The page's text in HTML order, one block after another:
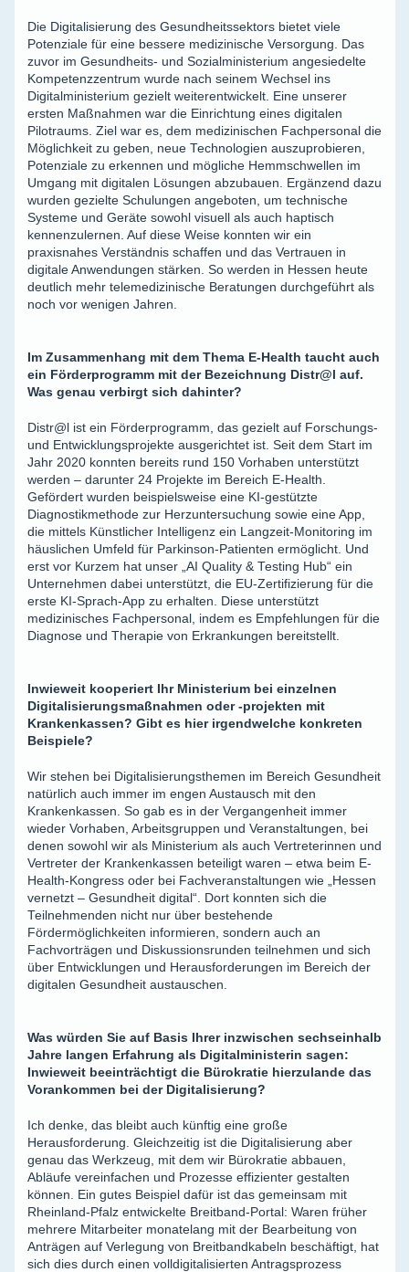
Die Digitalisierung des Gesundheitssektors bietet viele
Potenziale für eine bessere medizinische Versorgung. Das
zuvor im Gesundheits- und Sozialministerium angesiedelte
Kompetenzzentrum wurde nach seinem Wechsel ins
Digitalministerium gezielt weiterentwickelt. Eine unserer
ersten Maßnahmen war die Einrichtung eines digitalen
Pilotraums. Ziel war es, dem medizinischen Fachpersonal die
Möglichkeit zu geben, neue Technologien auszuprobieren,
Potenziale zu erkennen und mögliche Hemmschwellen im
Umgang mit digitalen Lösungen abzubauen. Ergänzend dazu
wurden gezielte Schulungen angeboten, um technische
Systeme und Geräte sowohl visuell als auch haptisch
kennenzulernen. Auf diese Weise konnten wir ein
praxisnahes Verständnis schaffen und das Vertrauen in
digitale Anwendungen stärken. So werden in Hessen heute
deutlich mehr telemedizinische Beratungen durchgeführt als
noch vor wenigen Jahren.
Im Zusammenhang mit dem Thema E-Health taucht auch
ein Förderprogramm mit der Bezeichnung Distr@l auf.
Was genau verbirgt sich dahinter?
Distr@l ist ein Förderprogramm, das gezielt auf Forschungs-
und Entwicklungsprojekte ausgerichtet ist. Seit dem Start im
Jahr 2020 konnten bereits rund 150 Vorhaben unterstützt
werden – darunter 24 Projekte im Bereich E-Health.
Gefördert wurden beispielsweise eine KI-gestützte
Diagnostikmethode zur Herzuntersuchung sowie eine App,
die mittels Künstlicher Intelligenz ein Langzeit-Monitoring im
häuslichen Umfeld für Parkinson-Patienten ermöglicht. Und
erst vor Kurzem hat unser „AI Quality & Testing Hub“ ein
Unternehmen dabei unterstützt, die EU-Zertifizierung für die
erste KI-Sprach-App zu erhalten. Diese unterstützt
medizinisches Fachpersonal, indem es Empfehlungen für die
Diagnose und Therapie von Erkrankungen bereitstellt.
Inwieweit kooperiert Ihr Ministerium bei einzelnen
Digitalisierungsmaßnahmen oder -projekten mit
Krankenkassen? Gibt es hier irgendwelche konkreten
Beispiele?
Wir stehen bei Digitalisierungsthemen im Bereich Gesundheit
natürlich auch immer im engen Austausch mit den
Krankenkassen. So gab es in der Vergangenheit immer
wieder Vorhaben, Arbeitsgruppen und Veranstaltungen, bei
denen sowohl wir als Ministerium als auch Vertreterinnen und
Vertreter der Krankenkassen beteiligt waren – etwa beim E-
Health-Kongress oder bei Fachveranstaltungen wie „Hessen
vernetzt – Gesundheit digital“. Dort konnten sich die
Teilnehmenden nicht nur über bestehende
Fördermöglichkeiten informieren, sondern auch an
Fachvorträgen und Diskussionsrunden teilnehmen und sich
über Entwicklungen und Herausforderungen im Bereich der
digitalen Gesundheit austauschen.
Was würden Sie auf Basis Ihrer inzwischen sechseinhalb
Jahre langen Erfahrung als Digitalministerin sagen:
Inwieweit beeinträchtigt die Bürokratie hierzulande das
Vorankommen bei der Digitalisierung?
Ich denke, das bleibt auch künftig eine große
Herausforderung. Gleichzeitig ist die Digitalisierung aber
genau das Werkzeug, mit dem wir Bürokratie abbauen,
Abläufe vereinfachen und Prozesse effizienter gestalten
können. Ein gutes Beispiel dafür ist das gemeinsam mit
Rheinland-Pfalz entwickelte Breitband-Portal: Waren früher
mehrere Mitarbeiter monatelang mit der Bearbeitung von
Anträgen auf Verlegung von Breitbandkabeln beschäftigt, hat
sich dies durch einen volldigitalisierten Antragsprozess